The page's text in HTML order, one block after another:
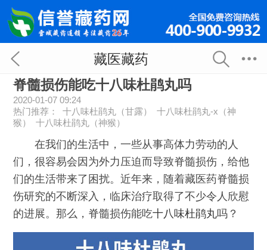
藏医藏药
脊髓损伤能吃十八味杜鹃丸吗
2020-01-07 09:24
热门推荐：十八味杜鹃丸（甘露）
十八味杜鹃丸-x（神
猴）
十八味杜鹃丸（神猴）
在我们的生活中，一些从事高体力劳动的人
们，很容易会因为外力压迫而导致脊髓损伤，给他
们的生活带来了困扰。近年来，随着藏医药脊髓损
伤研究的不断深入，临床治疗取得了不少令人欣慰
的进展。那么，脊髓损伤能吃十八味杜鹃丸吗？